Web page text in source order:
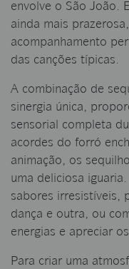
envolve o São João.
ainda mais
acompanhamento
das canções típicas.
A combinação de
sinergia única,
sensorial completa
acordes do forró
animação, os
uma deliciosa
sabores irresistíveis,
dança e outra, ou
energias e apreciar
Para criar uma